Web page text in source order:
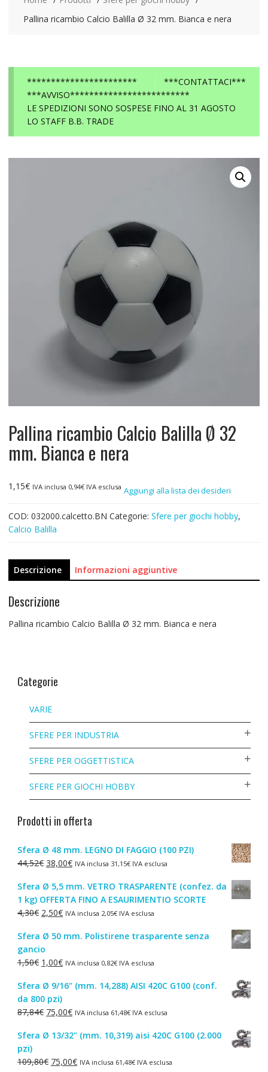
Pallina ricambio Calcio Balilla Ø 32 mm. Bianca e nera
***CONTATTACI***
***********************
***AVVISO*************************
LE SPEDIZIONI SONO SOSPESE FINO AL 31 AGOSTO
LO STAFF B.B. TRADE
Pallina ricambio Calcio Balilla Ø 32
mm. Bianca e nera
1,15€ IVA inclusa 0,94€IVA esclusa Aggiungi alla lista dei desideri
COD: 032000.calcetto.BN Categorie: Sfere per giochi hobby,
Calcio Balilla
Descrizione Informazioni aggiuntive
Descrizione
Pallina ricambio Calcio Balilla Ø 32 mm. Bianca e nera
Categorie
VARIE
SFERE PER INDUSTRIA
SFERE PER OGGETTISTICA
SFERE PER GIOCHI HOBBY
Prodotti in offerta
Sfera Ø 48 mm. LEGNO DI FAGGIO (100 PZI)
44,52€ Il
originale
era:
44,52€.
38,00€Il
attuale
è:
38,00€.
IVA inclusa 31,15€IVA esclusa
Sfera Ø 5,5 mm. VETRO TRASPARENTE (confez. da
1 kg) OFFERTA FINO A ESAURIMENTIO SCORTE
4,30€ Il
originale
era:
4,30€.
2,50€Il
attuale
2,50€.
IVA inclusa 2,05€IVA esclusa
Sfera Ø 50 mm. Polistirene trasparente senza
gancio
1,50€ Il
originale
era:
1,50€.
1,00€Il
attuale
è:
1,00€.
IVA inclusa 0,82€IVA esclusa
Sfera Ø 9/16" (mm. 14,288) AISI 420C G100 (conf.
da 800 pzi)
87,84€ Il
originale
87,84€.
75,00€Il
attuale
75,00€.
IVA inclusa 61,48€IVA esclusa
Sfera Ø 13/32" (mm. 10,319) aisi 420C G100 (2.000
pzi)
109,80€ Il
75,00€IlIVA inclusa 61,48€IVA esclusa